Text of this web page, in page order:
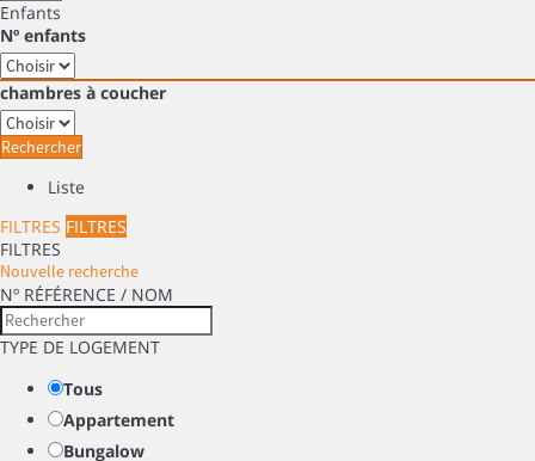
Enfants
Nº enfants
chambres à coucher
Rechercher
Liste
FILTRES FILTRES
FILTRES
Nouvelle recherche
Nº RÉFÉRENCE / NOM
TYPE DE LOGEMENT
Tous
Appartement
Bungalow